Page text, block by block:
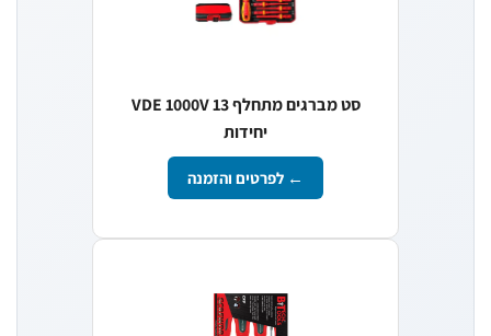
סט מברגים מתחלף VDE 1000V 13
יחידות
← לפרטים והזמנה